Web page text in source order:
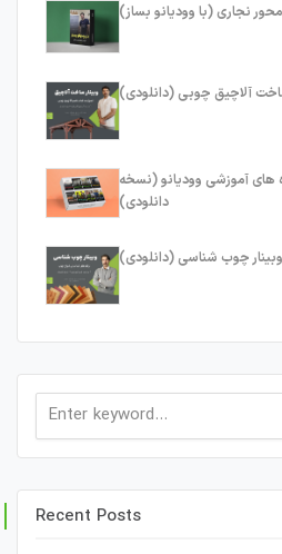
نجاری (با وودیانو بساز)
آلاچیق چوبی (دانلودی)
های آموزشی وودیانو (نسخه
دانلودی)
چوب شناسی (دانلودی)
Search
Recent Posts